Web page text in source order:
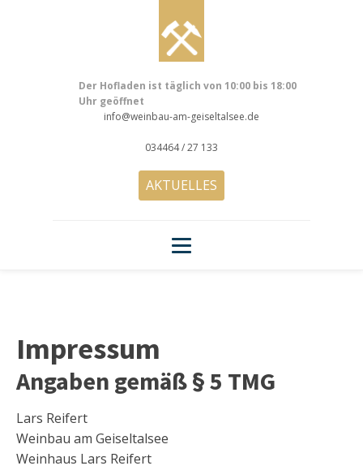
Der Hofladen ist täglich von 10:00 bis 18:00
Uhr geöffnet
info@weinbau-am-geiseltalsee.de
034464 / 27 133
AKTUELLES
Impressum
Angaben gemäß § 5 TMG
Lars Reifert
Weinbau am Geiseltalsee
Weinhaus Lars Reifert